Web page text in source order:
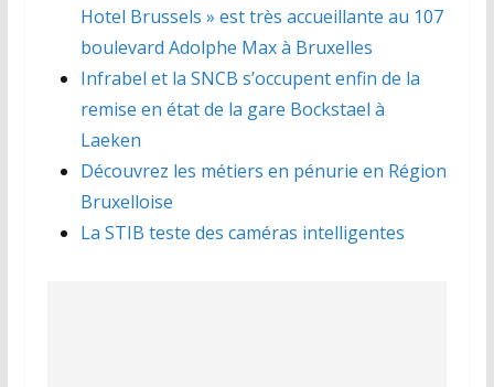
Hotel Brussels » est très accueillante au 107
boulevard Adolphe Max à Bruxelles
Infrabel et la SNCB s’occupent enfin de la
remise en état de la gare Bockstael à
Laeken
Découvrez les métiers en pénurie en Région
Bruxelloise
La STIB teste des caméras intelligentes